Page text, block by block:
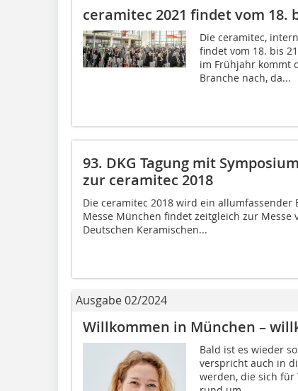
ceramitec 2021 findet vom 18.
Die ceramitec,
findet vom 18. bis
im Frühjahr kommt
Branche nach, da...
93. DKG Tagung mit
zur ceramitec 2018
Die ceramitec 2018 wird ein
Messe München findet zeitgleich zur Messe
Deutschen Keramischen...
Ausgabe 02/2024
Willkommen in München –
Bald ist es wieder
verspricht auch in
werden, die sich für